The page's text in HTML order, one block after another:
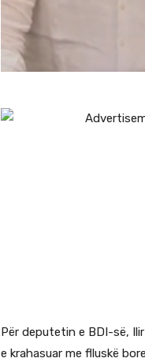
Për deputetin e BDI-së,
e krahasuar me flluskë